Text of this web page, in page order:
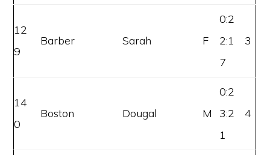
12
9
Barber Sarah F
0:2
2:1
7
3
14
0
Boston Dougal M
0:2
3:2
1
4